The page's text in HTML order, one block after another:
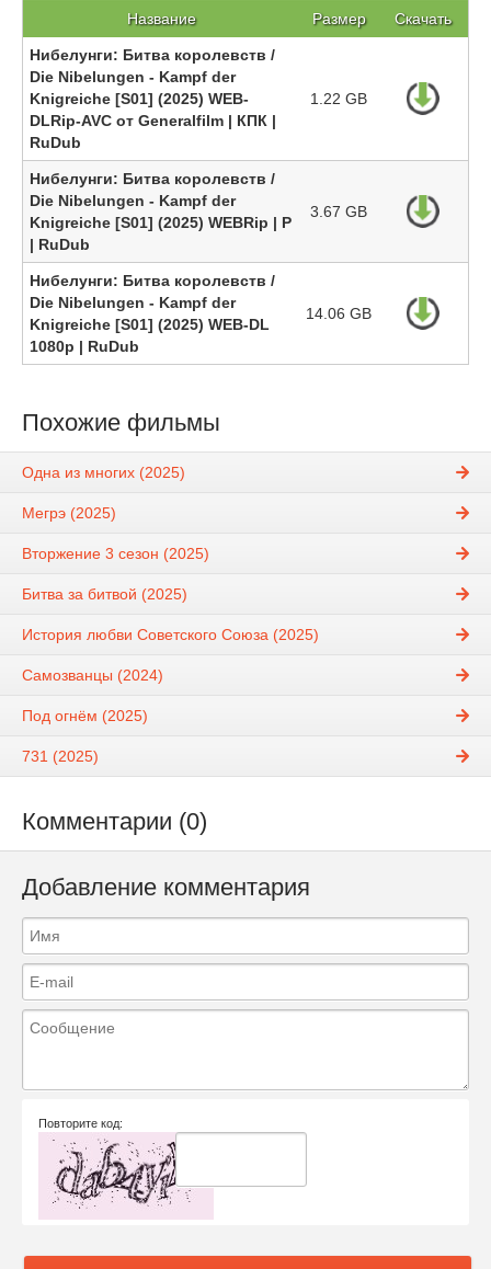
Название Размер Скачать
Нибелунги: Битва королевств /
Die Nibelungen - Kampf der
Knigreiche [S01] (2025) WEB-
DLRip-AVC от Generalfilm | КПК |
RuDub
1.22 GB
Нибелунги: Битва королевств /
Die Nibelungen - Kampf der
Knigreiche [S01] (2025) WEBRip | Р
| RuDub
3.67 GB
Нибелунги: Битва королевств /
Die Nibelungen - Kampf der
Knigreiche [S01] (2025) WEB-DL
1080p | RuDub
14.06 GB
Похожие фильмы
Одна из многих (2025)
Мегрэ (2025)
Вторжение 3 сезон (2025)
Битва за битвой (2025)
История любви Советского Союза (2025)
Самозванцы (2024)
Под огнём (2025)
731 (2025)
Комментарии (0)
Добавление комментария
Повторите код: